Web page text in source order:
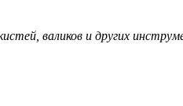
валиков и других